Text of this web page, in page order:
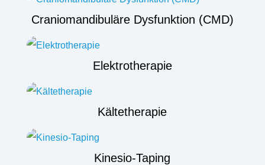
Craniomandibuläre Dysfunktion (CMD)
Elektrotherapie
Kältetherapie
Kinesio-Taping